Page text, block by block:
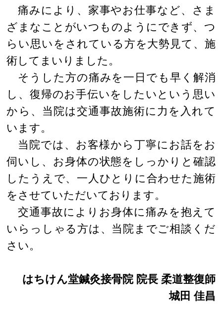
痛みにより、家事やお仕事など、さま
ざまなことがいつものようにできず、つ
らい思いをされている方を大勢見て、施
術してまいりました。
そうした方の痛みを一日でも早く解消
し、復帰のお手伝いをしたいという思い
から、当院は交通事故施術に力を入れて
います。
当院では、お客様から丁寧にお話をお
伺いし、お身体の状態をしっかりと確認
したうえで、一人ひとりに合わせた施術
をさせていただいております。
交通事故によりお身体に痛みを抱えて
いらっしゃる方は、当院までご相談くだ
さい。
はちけん堂鍼灸接骨院 院長 柔道整復師
城田 佳昌